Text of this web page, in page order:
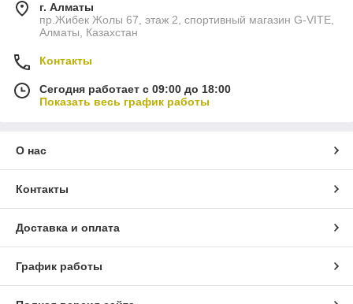
г. Алматы
пр.Жибек Жолы 67, этаж 2, спортивный магазин G-VITE,
Алматы, Казахстан
Контакты
Сегодня работает с 09:00 до 18:00
Показать весь график работы
О нас
Контакты
Доставка и оплата
График работы